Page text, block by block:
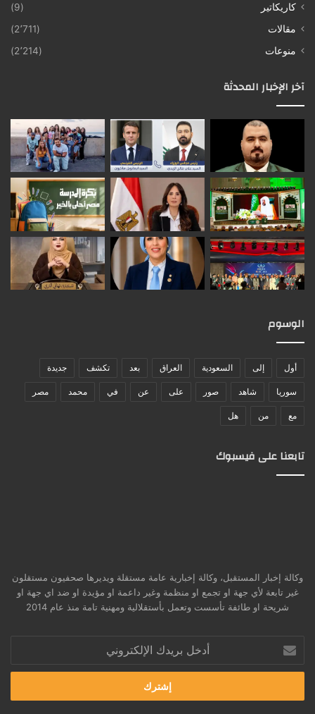
كاريكاتير
(9)
مقالات
(2٬711)
منوعات
(2٬214)
آخر الإخبار المحدثة
الوسوم
أول إلى السعودية العراق بعد تكشف جديدة
سوريا شاهد صور على عن في محمد مصر
مع من هل
تابعنا على فيسبوك
وكالة إخبار المستقبل، وكالة إخبارية عامة مستقلة ويديرها صحفيون مستقلون
غير تابعة لأي جهة او تجمع او منظمة وغير داعمة او مؤيدة او ضد اي جهة او
شريحة او طائفة تأسست وتعمل بأستقلالية ومهنية تامة منذ عام 2014
أدخل
بريدك
الإلكتروني